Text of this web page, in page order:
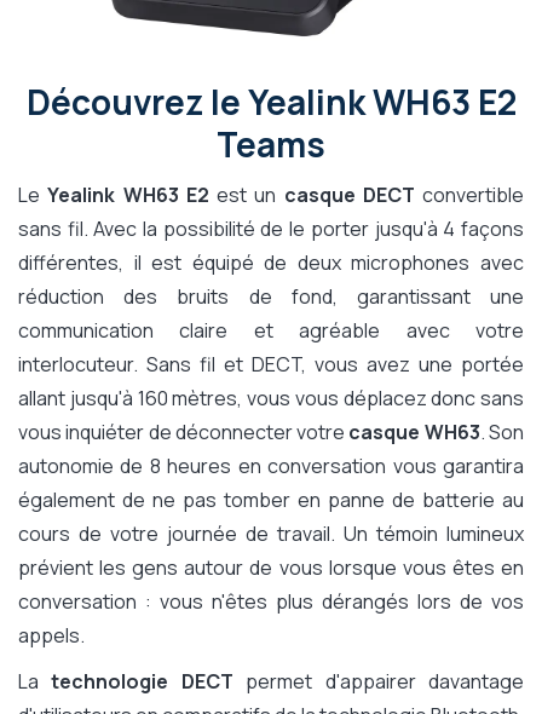
Découvrez le Yealink WH63 E2
Teams
LeYealink WH63 E2 est un casque DECT convertible
sans fil. Avec la possibilité de le porter jusqu'à 4 façons
différentes, il est équipé de deux microphones avec
réduction des bruits de fond, garantissant une
communication claire et agréable avec votre
interlocuteur. Sans fil et DECT, vous avez une portée
allant jusqu'à 160 mètres, vous vous déplacez donc sans
vous inquiéter de déconnecter votre casque WH63. Son
autonomie de 8 heures en conversation vous garantira
également de ne pas tomber en panne de batterie au
cours de votre journée de travail. Un témoin lumineux
prévient les gens autour de vous lorsque vous êtes en
conversation : vous n'êtes plus dérangés lors de vos
appels.
La technologie DECT permet d'appairer davantage